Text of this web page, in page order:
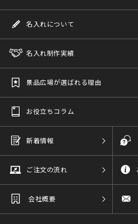
名入れについて
名入れ制作実績
景品広場が選ばれる理由
お役立ちコラム
新着情報
ご注文の流れ
会社概要